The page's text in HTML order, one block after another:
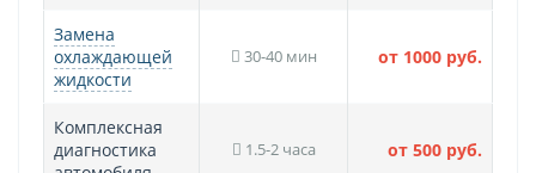
Замена
охлаждающей
жидкости
30-40 мин от 1000 руб.
Комплексная
диагностика
1.5-2 часа от 500 руб.